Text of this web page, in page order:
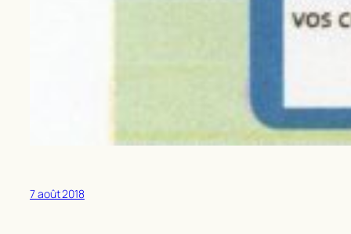
7 août 2018